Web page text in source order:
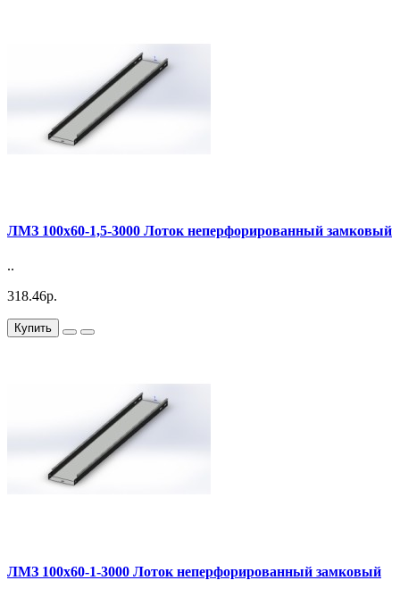
ЛМЗ 100х60-1,5-3000 Лоток неперфорированный замковый
..
318.46р.
Купить
ЛМЗ 100х60-1-3000 Лоток неперфорированный замковый